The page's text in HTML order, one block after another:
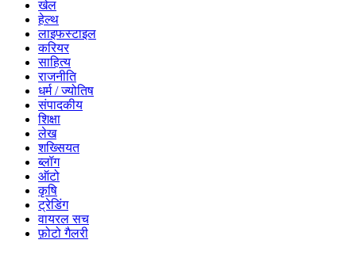
खेल
हेल्थ
लाइफस्टाइल
करियर
साहित्य
राजनीति
धर्म / ज्योतिष
संपादकीय
शिक्षा
लेख
शख्सियत
ब्लॉग
ऑटो
कृषि
ट्रेडिंग
वायरल सच
फ़ोटो गैलरी